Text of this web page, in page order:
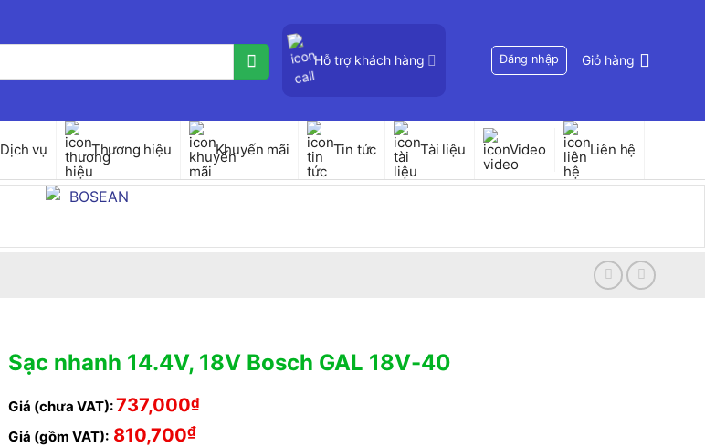
Hỗ trợ khách hàng Đăng nhập Giỏ hàng
Dịch vụ Thương hiệu Khuyến mãi Tin tức Tài liệu Video Liên hệ
Sạc nhanh 14.4V, 18V Bosch GAL 18V-40
Giá (chưa VAT):737,000₫
Giá (gồm VAT): 810,700₫